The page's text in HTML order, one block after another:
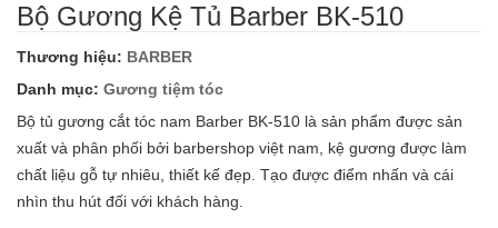
Bộ Gương Kệ Tủ Barber BK-510
Thương hiệu: BARBER
Danh mục: Gương tiệm tóc
Bộ tủ gương cắt tóc nam Barber BK-510 là sản phẩm được sản
xuất và phân phối bởi barbershop việt nam, kệ gương được làm
chất liệu gỗ tự nhiêu, thiết kế đẹp. Tạo được điểm nhấn và cái
nhìn thu hút đối với khách hàng.